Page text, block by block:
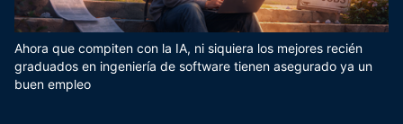
Ahora que compiten con la IA, ni siquiera los mejores recién
graduados en ingeniería de software tienen asegurado ya un
buen empleo